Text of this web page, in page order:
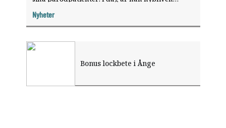
land, som länge stått utan specialisttandläkare
inom området.
Nyheter
Bonus lockbete i Ånge